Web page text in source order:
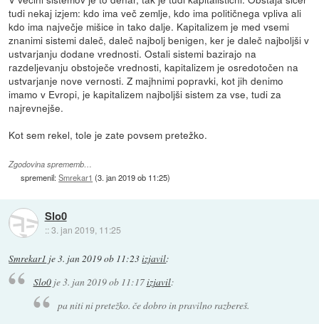
tudi nekaj izjem: kdo ima več zemlje, kdo ima političnega vpliva ali
kdo ima največje mišice in tako dalje. Kapitalizem je med vsemi
znanimi sistemi daleč, daleč najbolj benigen, ker je daleč najboljši v
ustvarjanju dodane vrednosti. Ostali sistemi bazirajo na
razdeljevanju obstoječe vrednosti, kapitalizem je osredotočen na
ustvarjanje nove vernosti. Z majhnimi popravki, kot jih denimo
imamo v Evropi, je kapitalizem najboljši sistem za vse, tudi za
najrevnejše.
Kot sem rekel, tole je zate povsem pretežko.
Zgodovina sprememb…
spremenil:Smrekar1 (3. jan 2019 ob 11:25)
Slo0
::3. jan 2019, 11:25
Smrekar1 je3. jan 2019 ob 11:23izjavil:
Slo0je3. jan 2019 ob 11:17izjavil:
pa niti ni pretežko. če dobro in pravilno razbereš.